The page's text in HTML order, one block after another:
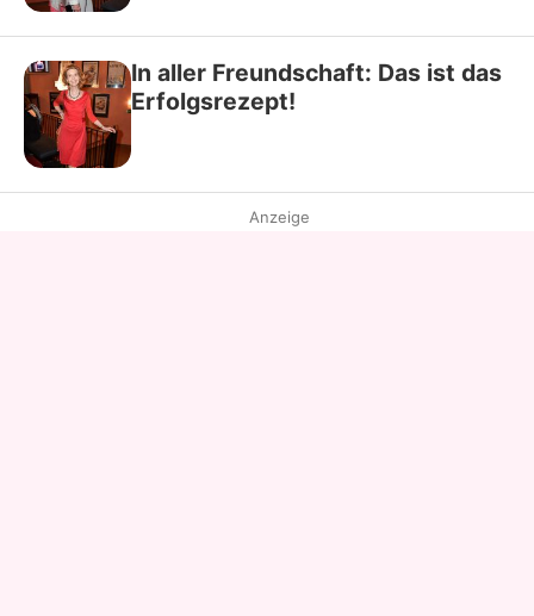
In aller Freundschaft: Das ist das
Erfolgsrezept!
Anzeige